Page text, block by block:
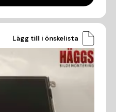
Lägg till i önskelista